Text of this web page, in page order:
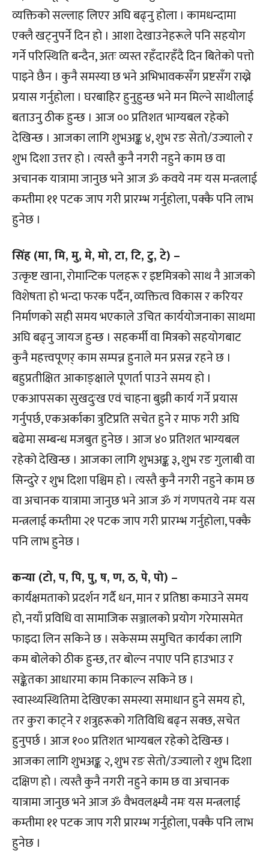
व्यक्तिको सल्लाह लिएर अघि बढ्नु होला । कामधन्दामा
एक्लै खट्नुपर्ने दिन हो । आशा देखाउनेहरूले पनि सहयोग
गर्ने परिस्थिति बन्दैन, अतः व्यस्त रहँदारहँदै दिन बितेको पत्तो
पाइने छैन । कुनै समस्या छ भने अभिभावकसँग प्रष्टसँग राख्ने
प्रयास गर्नुहोला । घरबाहिर हुनुहुन्छ भने मन मिल्ने साथीलाई
बताउनु ठीक हुन्छ । आज ०० प्रतिशत भाग्यबल रहेको
देखिन्छ । आजका लागि शुभअङ्क ४, शुभ रङ सेतो/उज्यालो र
शुभ दिशा उत्तर हो । त्यस्तै कुनै नगरी नहुने काम छ वा
अचानक यात्रामा जानुछ भने आज ॐ कवये नमः यस मन्त्रलाई
कम्तीमा ११ पटक जाप गरी प्रारम्भ गर्नुहोला, पक्कै पनि लाभ
हुनेछ ।
सिंह (मा, मि, मु, मे, मो, टा, टि, टु, टे) –
उत्कृष्ट खाना, रोमान्टिक पलहरू र इष्टमित्रको साथ नै आजको
विशेषता हो भन्दा फरक पर्दैन, व्यक्तित्व विकास र करियर
निर्माणको सही समय भएकाले उचित कार्ययोजनाका साथमा
अघि बढ्नु जायज हुन्छ । सहकर्मी वा मित्रको सहयोगबाट
कुनै महत्त्वपूणर् काम सम्पन्न हुनाले मन प्रसन्न रहने छ ।
बहुप्रतीक्षित आकाङ्क्षाले पूणर्ता पाउने समय हो ।
एकआपसका सुखदुःख एवं चाहना बुझी कार्य गर्ने प्रयास
गर्नुपर्छ, एकअर्काका त्रुटिप्रति सचेत हुने र माफ गरी अघि
बढेमा सम्बन्ध मजबुत हुनेछ । आज ४० प्रतिशत भाग्यबल
रहेको देखिन्छ । आजका लागि शुभअङ्क ३, शुभ रङ गुलाबी वा
सिन्दुरे र शुभ दिशा पश्चिम हो । त्यस्तै कुनै नगरी नहुने काम छ
वा अचानक यात्रामा जानुछ भने आज ॐ गं गणपतये नमः यस
मन्त्रलाई कम्तीमा २१ पटक जाप गरी प्रारम्भ गर्नुहोला, पक्कै
पनि लाभ हुनेछ ।
कन्या (टो, प, पि, पु, ष, ण, ठ, पे, पो) –
कार्यक्षमताको प्रदर्शन गर्दै धन, मान र प्रतिष्ठा कमाउने समय
हो, नयाँ प्रविधि वा सामाजिक सञ्जालको प्रयोग गरेमासमेत
फाइदा लिन सकिने छ । सकेसम्म समुचित कार्यका लागि
कम बोलेको ठीक हुन्छ, तर बोल्न नपाए पनि हाउभाउ र
सङ्केतका आधारमा काम निकाल्न सकिने छ ।
स्वास्थ्यस्थितिमा देखिएका समस्या समाधान हुने समय हो,
तर कुरा काट्ने र शत्रुहरूको गतिविधि बढ्न सक्छ, सचेत
हुनुपर्छ । आज १०० प्रतिशत भाग्यबल रहेको देखिन्छ ।
आजका लागि शुभअङ्क २, शुभ रङ सेतो/उज्यालो र शुभ दिशा
दक्षिण हो । त्यस्तै कुनै नगरी नहुने काम छ वा अचानक
यात्रामा जानुछ भने आज ॐ वैभवलक्ष्म्यै नमः यस मन्त्रलाई
कम्तीमा ११ पटक जाप गरी प्रारम्भ गर्नुहोला, पक्कै पनि लाभ
हुनेछ ।